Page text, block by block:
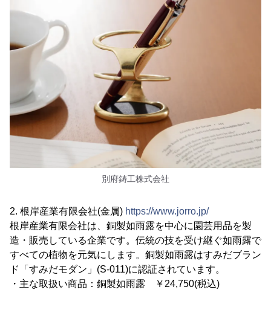
別府鋳工株式会社
2. 根岸産業有限会社(金属) https://www.jorro.jp/
根岸産業有限会社は、銅製如雨露を中心に園芸用品を製
造・販売している企業です。伝統の技を受け継ぐ如雨露で
すべての植物を元気にします。銅製如雨露はすみだブラン
ド「すみだモダン」(S-011)に認証されています。
・主な取扱い商品：銅製如雨露 ￥24,750(税込)